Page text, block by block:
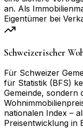
an. Als
Eigentümer bei
Schweizerischer
Für Schweizer
für Statistik (BFS)
Gemeinde, sondern
nationalen Index –
Preisentwicklung in